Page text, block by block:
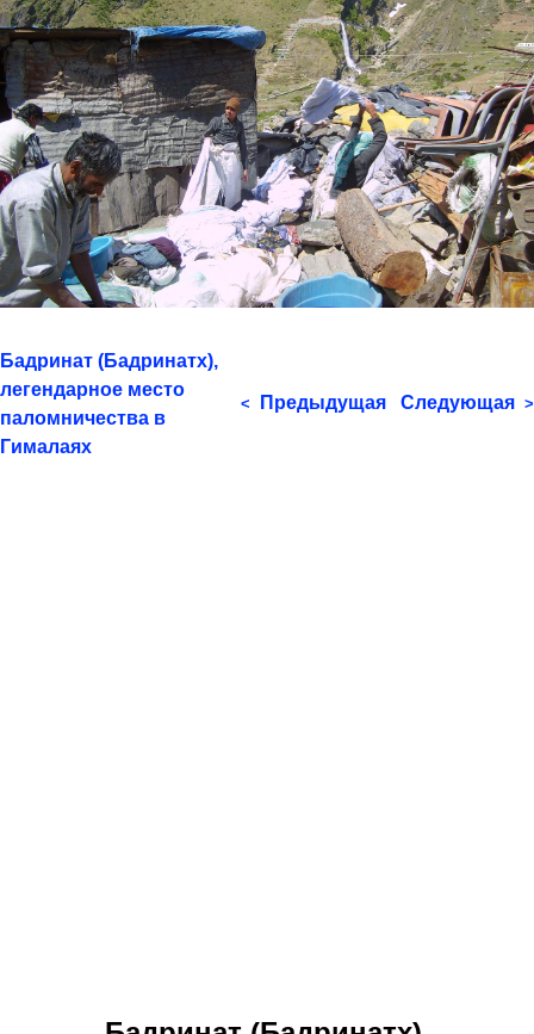
Бадринат (Бадринатх),
легендарное место
паломничества в
Гималаях
< Предыдущая Следующая >